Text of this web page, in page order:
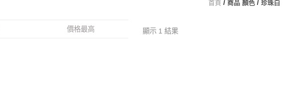
首頁 / 商品 顏色/ 珍珠白
價格最高 顯示 1 結果